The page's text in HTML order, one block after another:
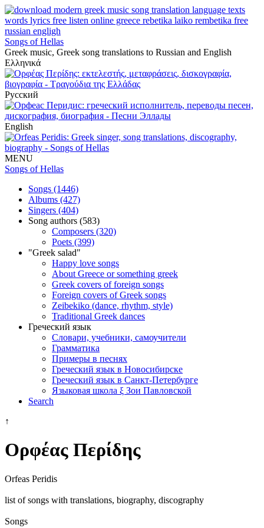
Songs of Hellas
Greek music, Greek song translations to Russian and English
Ελληνικά
Русский
English
MENU
Songs of Hellas
Songs (1446)
Albums (427)
Singers (404)
Song authors (583)
Composers (320)
Poets (399)
"Greek salad"
Happy love songs
About Greece or something greek
Greek covers of foreign songs
Foreign covers of Greek songs
Zeibekiko (dance, rhythm, style)
Traditional Greek dances
Греческий язык
Словари, учебники, самоучители
Грамматика
Примеры в песнях
Греческий язык в Новосибирске
Греческий язык в Санкт-Петербурге
Языковая школа ξ Зои Павловской
Search
↑
Ορφέας Περίδης
Orfeas Peridis
list of songs with translations, biography, discography
Songs